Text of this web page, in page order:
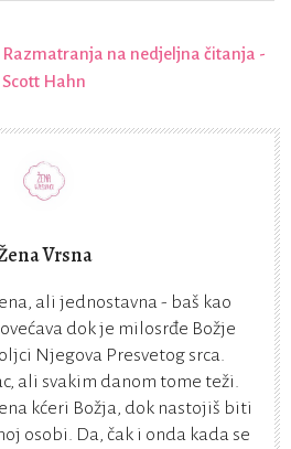
Razmatranja na nedjeljna čitanja -
Scott Hahn
Vrsna
ali jednostavna - baš kao
dok je milosrđe Božje
Njegova Presvetog srca.
ali svakim danom tome teži.
kćeri Božja, dok nastojiš biti
osobi. Da, čak i onda kada se